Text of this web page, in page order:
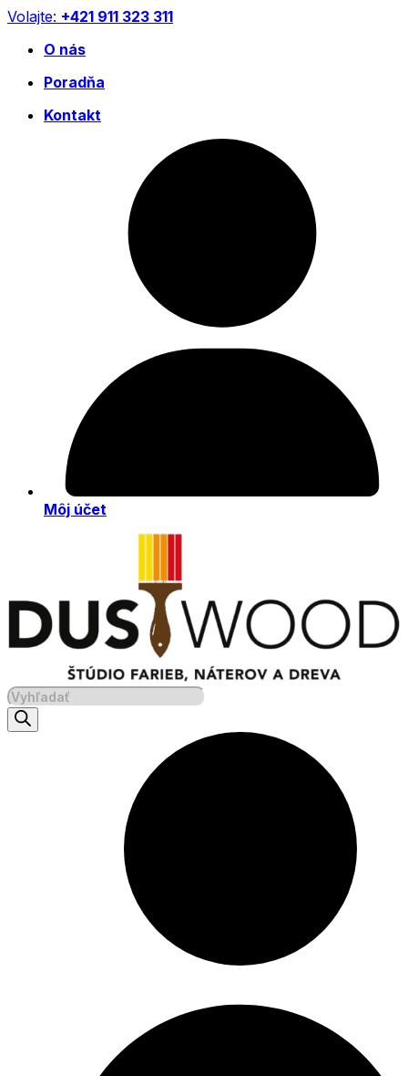
Preskočiť
obsah
Volajte: +421 911 323 311
O nás
Poradňa
Kontakt
Môj účet
Products
search